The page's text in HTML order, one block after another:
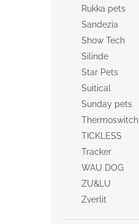
Rukka pets
Sandezia
Show Tech
Silinde
Star Pets
Suitical
Sunday pets
Thermoswitch
TICKLESS
Tracker
WAU DOG
ZU&LU
Zverlit